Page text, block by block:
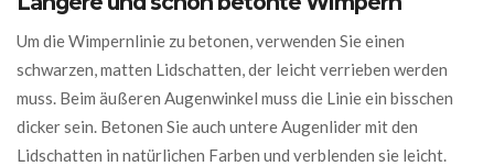
Um die Wimpernlinie zu betonen, verwenden Sie einen
schwarzen, matten Lidschatten, der leicht verrieben werden
muss. Beim äußeren Augenwinkel muss die Linie ein bisschen
dicker sein. Betonen Sie auch untere Augenlider mit den
Lidschatten in natürlichen Farben und verblenden sie leicht.